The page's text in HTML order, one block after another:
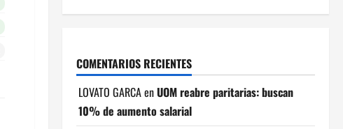
COMENTARIOS RECIENTES
LOVATO GARCAenUOM reabre paritarias: buscan
10% de aumento salarial